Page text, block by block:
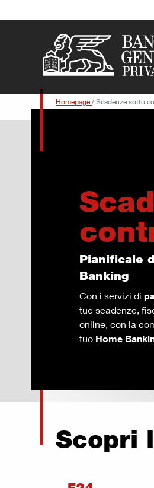
Homepage / Scadenze sotto
Pianificale
Banking
Con i servizi di
tue scadenze,
online, con la
tuo Home
Scopri